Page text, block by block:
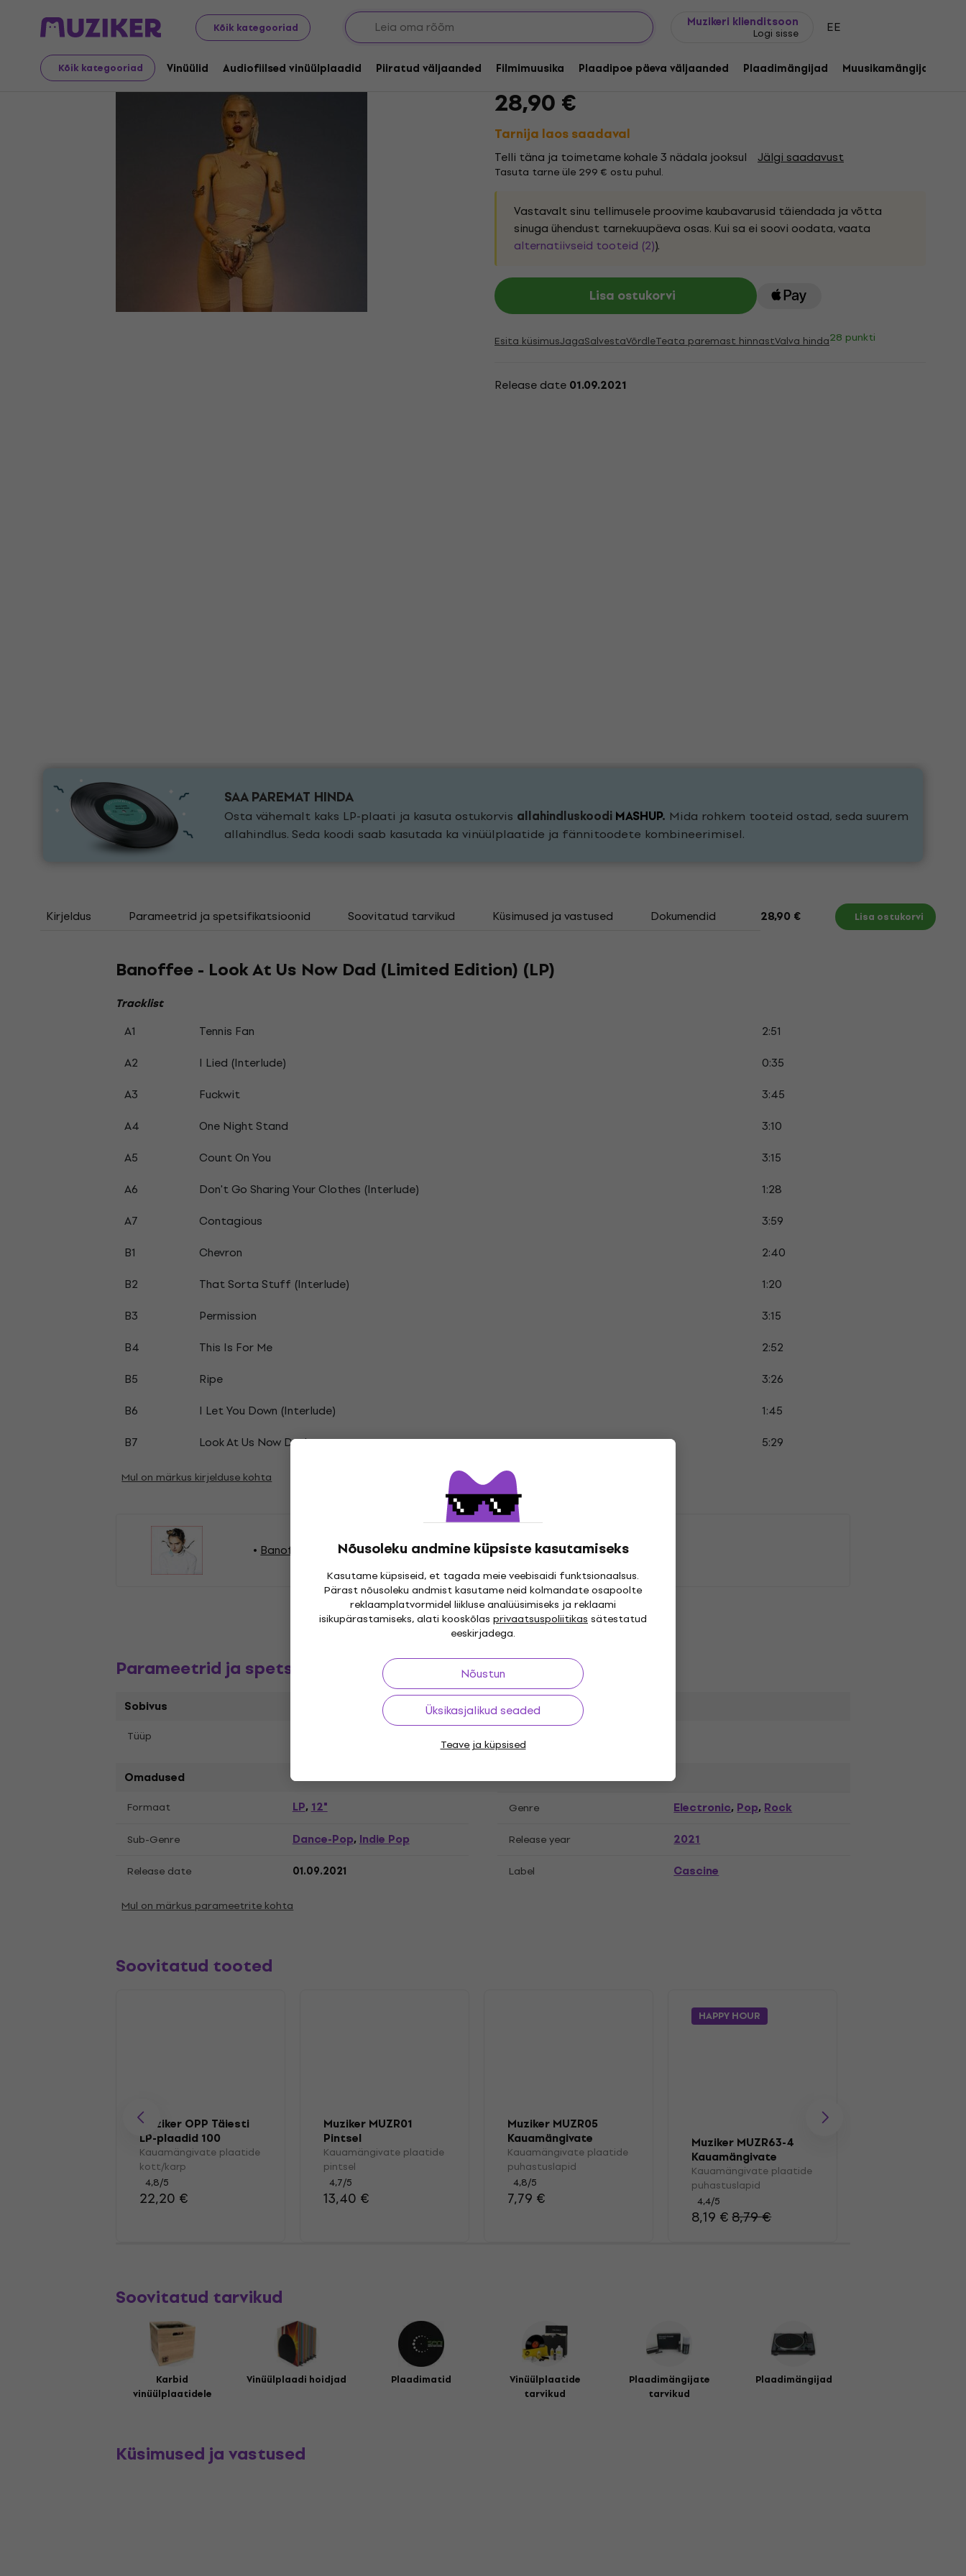
Kõik kategooriad
Muzikeri klienditsoon
Logi sisse EE
Kõik kategooriad Vinüülid Audiofiilsed vinüülplaadid Piiratud väljaanded Filmimuusika Plaadipoe päeva väljaanded Plaadimängijad Muusikamängijad
Nõusoleku andmine küpsiste kasutamiseks
Kasutame küpsiseid, et tagada meie veebisaidi funktsionaalsus.
Pärast nõusoleku andmist kasutame neid kolmandate osapoolte
reklaamplatvormidel liikluse analüüsimiseks ja reklaami
isikupärastamiseks, alati kooskõlas privaatsuspoliitikassätestatud
eeskirjadega.
Nõustun
Üksikasjalikud seaded
Teave ja küpsised
LP plaadid ja CD-d Vinüülid
Banoffee - Look At Us Now Dad (Limited Edition) (LP)
Kaubamärk:BanoffeeTootekood:1255858
28,90 €
Tarnija laos saadaval
Telli täna ja toimetame kohale 3 nädala jooksul Jälgi saadavust
Tasuta tarne üle 299 € ostu puhul.
Vastavalt sinu tellimusele proovime kaubavarusid täiendada ja võtta
sinuga ühendust tarnekuupäeva osas. Kui sa ei soovi oodata, vaata
alternatiivseid tooteid (2)).
Lisa ostukorvi
Esita küsimusJagaSalvestaVõrdleTeata paremast hinnastValva hinda28 punkti
Release date 01.09.2021
SAA PAREMAT HINDA
Osta vähemalt kaks LP-plaati ja kasuta ostukorvis allahindluskoodiMASHUP. Mida rohkem tooteid ostad, seda suurem
allahindlus. Seda koodi saab kasutada ka vinüülplaatide ja fännitoodete kombineerimisel.
Kirjeldus Parameetrid ja spetsifikatsioonid Soovitatud tarvikud Küsimused ja vastused Dokumendid 28,90 € Lisa ostukorvi
Banoffee - Look At Us Now Dad (Limited Edition) (LP)
Tracklist
A1 Tennis Fan
2:51
A2
I Lied (Interlude)
0:35
A3
Fuckwit
3:45
A4
One Night Stand
3:10
A5
Count On You
3:15
A6
Don't Go Sharing Your Clothes (Interlude)
1:28
A7
Contagious
3:59
B1
Chevron
2:40
B2
That Sorta Stuff (Interlude)
1:20
B3
Permission
3:15
B4
This Is For Me
2:52
B5
Ripe
3:26
B6
I Let You Down (Interlude)
1:45
B7
Look At Us Now Dad 5:29
Mul on märkus kirjelduse kohta
Banoffee Vinüülplaadid
Parameetrid ja spetsifikatsioonid
Sobivus
Tüüp
Omadused
Formaat LP,12" Genre Electronic,Pop,Rock
Sub-Genre Dance-Pop,Indie Pop Release year 2021
Release date 01.09.2021 Label Cascine
Mul on märkus parameetrite kohta
Soovitatud tooted
Muziker OPP Täiesti
LP-plaadid 100
Kauamängivate plaatide
kott/karp
4,8/5
22,20 €
Muziker MUZR01
Pintsel
Kauamängivate plaatide
pintsel
4,7/5
13,40 €
Muziker MUZR05
Kauamängivate
plaatide
puhastuslapid
Kauamängivate plaatide
puhastuslapid
4,8/5
7,79 €
HAPPY HOUR
Muziker MUZR63-4
Kauamängivate
plaatide
puhastuslapid
Kauamängivate plaatide
puhastuslapid
4,4/5
8,19 €8,79 €
Soovitatud tarvikud
Karbid
vinüülplaatidele
Vinüülplaadi hoidjad Plaadimatid
Vinüülplaatide
tarvikud
Plaadimängijate
tarvikud
Plaadimängijad
Küsimused ja vastused